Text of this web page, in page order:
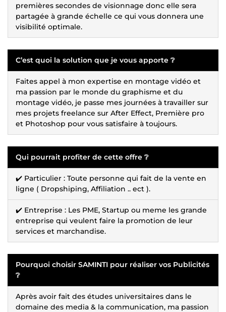
premières secondes de visionnage donc elle sera
partagée à grande échelle ce qui vous donnera une
visibilité optimale.
C’est quoi la solution que je vous apporte ❔
Faites appel à mon expertise en montage vidéo et
ma passion par le monde du graphisme et du
montage vidéo, je passe mes journées à travailler sur
mes projets freelance sur After Effect, Première pro
et Photoshop pour vous satisfaire à toujours.
Qui pourrait profiter de cette offre ❔
✔️ Particulier : Toute personne qui fait de la vente en
ligne ( Dropshiping, Affiliation .. ect ).
✔️ Entreprise : Les PME, Startup ou meme les grande
entreprise qui veulent faire la promotion de leur
services et marchandise.
Pourquoi choisir SAMINTI pour réaliser vos Publicités
❔
Après avoir fait des études universitaires dans le
domaine des media & la communication, ma passion